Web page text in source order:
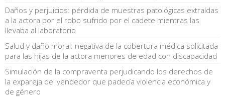
Daños y perjuicios: pérdida de muestras patológicas extraídas
a la actora por el robo sufrido por el cadete mientras las
llevaba al laboratorio
Salud y daño moral: negativa de la cobertura médica solicitada
para las hijas de la actora menores de edad con discapacidad
Simulación de la compraventa perjudicando los derechos de
la expareja del vendedor que padecía violencia económica y
de género